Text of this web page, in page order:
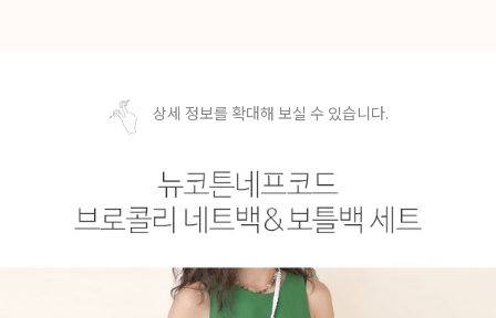
상세 정보를 확대해 보실 수 있습니다.